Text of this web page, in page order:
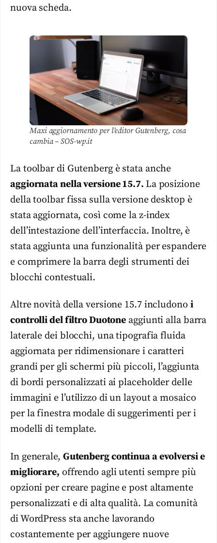
nuova scheda.
Maxi aggiornamento per l’editor Gutenberg, cosa
cambia – SOS-wp.it
La toolbar di Gutenberg è stata anche
aggiornata nella versione 15.7. La posizione
della toolbar fissa sulla versione desktop è
stata aggiornata, così come la z-index
dell’intestazione dell’interfaccia. Inoltre, è
stata aggiunta una funzionalità per espandere
e comprimere la barra degli strumenti dei
blocchi contestuali.
Altre novità della versione 15.7 includono i
controlli del filtro Duotone aggiunti alla barra
laterale dei blocchi, una tipografia fluida
aggiornata per ridimensionare i caratteri
grandi per gli schermi più piccoli, l’aggiunta
di bordi personalizzati ai placeholder delle
immagini e l’utilizzo di un layout a mosaico
per la finestra modale di suggerimenti per i
modelli di template.
In generale, Gutenberg continua a evolversi e
migliorare, offrendo agli utenti sempre più
opzioni per creare pagine e post altamente
personalizzati e di alta qualità. La comunità
di WordPress sta anche lavorando
costantemente per aggiungere nuove